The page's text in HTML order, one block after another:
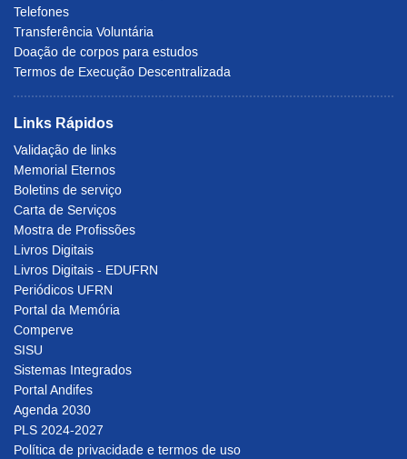
Telefones
Transferência Voluntária
Doação de corpos para estudos
Termos de Execução Descentralizada
Links Rápidos
Validação de links
Memorial Eternos
Boletins de serviço
Carta de Serviços
Mostra de Profissões
Livros Digitais
Livros Digitais - EDUFRN
Periódicos UFRN
Portal da Memória
Comperve
SISU
Sistemas Integrados
Portal Andifes
Agenda 2030
PLS 2024-2027
Política de privacidade e termos de uso